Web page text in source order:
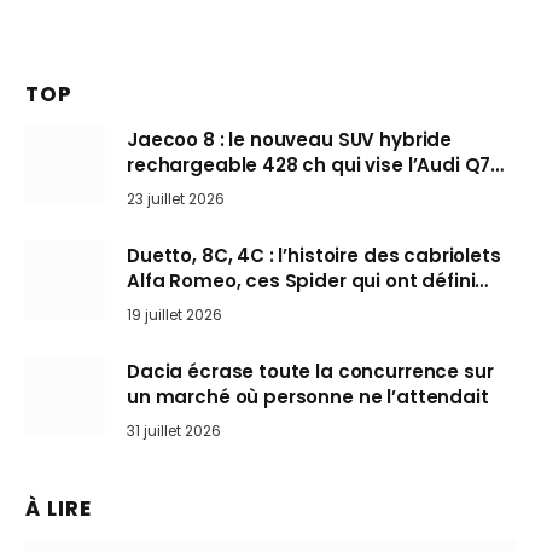
TOP
Jaecoo 8 : le nouveau SUV hybride
rechargeable 428 ch qui vise l’Audi Q7
arrive en Europe cet automne
23 juillet 2026
Duetto, 8C, 4C : l’histoire des cabriolets
Alfa Romeo, ces Spider qui ont défini
l’art de rouler cheveux au vent
19 juillet 2026
Dacia écrase toute la concurrence sur
un marché où personne ne l’attendait
31 juillet 2026
À LIRE